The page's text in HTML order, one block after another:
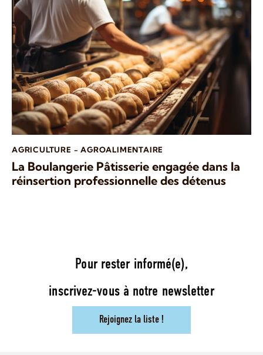
AGRICULTURE - AGROALIMENTAIRE
La Boulangerie Pâtisserie engagée dans la
réinsertion professionnelle des détenus
Pour rester informé(e),
inscrivez-vous à notre newsletter
Rejoignez la liste !